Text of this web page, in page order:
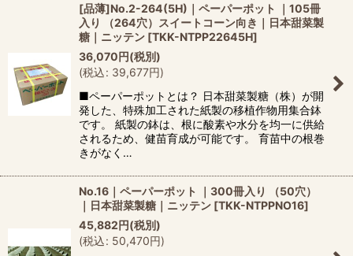
[品薄]No.2-264(5H)｜ペーパーポット ｜105冊
入り （264穴）スイートコーン向き｜日本甜菜製
糖｜ニッテン [TKK-NTPP22645H]
36,070円(税別)
(税込: 39,677円)
■ペーパーポットとは？ 日本甜菜製糖（株）が開
発した、特殊加工された紙製の移植作物用集合鉢
です。 紙製の鉢は、根に酸素や水分を均一に供給
されるため、健苗育成が可能です。 育苗中の根巻
きがなく…
No.16｜ペーパーポット ｜300冊入り （50穴）
｜日本甜菜製糖｜ニッテン [TKK-NTPPNO16]
45,882円(税別)
(税込: 50,470円)